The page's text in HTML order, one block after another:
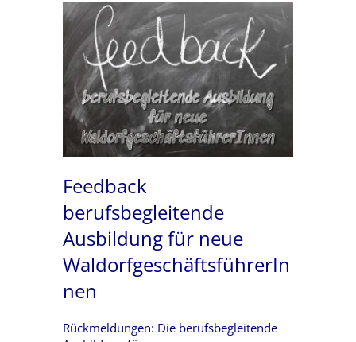
Feedback
berufsbegleitende
Ausbildung für neue
WaldorfgeschäftsführerIn
nen
Rückmeldungen: Die berufsbegleitende